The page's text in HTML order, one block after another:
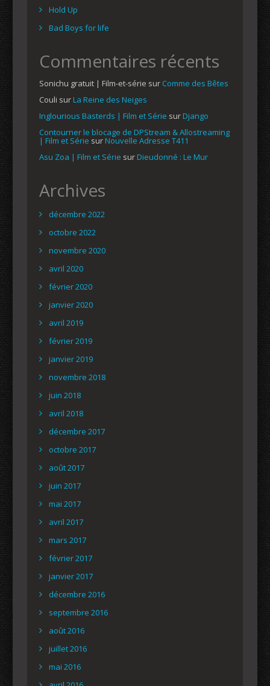
Hold Up
Bad Boys for life
Commentaires récents
Sonichu gratuit | Film-et-série sur Comme des Bêtes
Couli surLa Reine des Neiges
Inglourious Basterds | Film et Série surDjango
Contourner le blocage de DPStream & Allostreaming
| Film et Série surNouvelle Adresse T411
Asu Zoa | Film et Série surDieudonné : Le Mur
Archives
décembre 2022
octobre 2022
novembre 2020
avril 2020
février 2020
janvier 2020
avril 2019
février 2019
janvier 2019
novembre 2018
juin 2018
avril 2018
décembre 2017
octobre 2017
août 2017
juin 2017
mai 2017
avril 2017
mars 2017
février 2017
janvier 2017
décembre 2016
septembre 2016
août 2016
juillet 2016
mai 2016